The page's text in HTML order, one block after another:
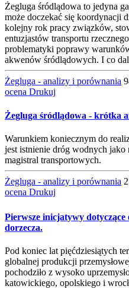
Żegluga śródlądowa to jedyna
może doczekać się koordynacji
kolejny rok pracy związków,
entuzjastów transportu
problematyki poprawy
akwenów śródlądowych. I co
Żegluga - analizy i porównania
ocena Drukuj
Żegluga śródlądowa - krótka
Warunkiem koniecznym do
jest istnienie dróg wodnych jako
magistral transportowych.
Żegluga - analizy i porównania
ocena Drukuj
Pierwsze inicjatywy
dorzecza.
Pod koniec lat pięćdziesiątych
globalnej produkcji
pochodziło z wysoko
katowickiego, opolskiego i